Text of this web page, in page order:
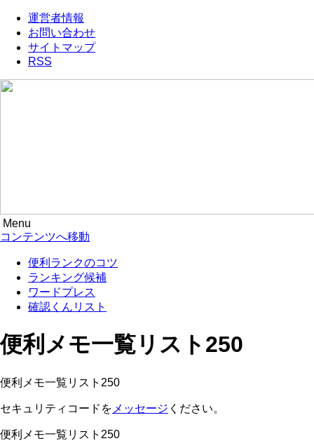
運営者情報
お問い合わせ
サイトマップ
RSS
便利ランキングのコツ KO2
ネット情報の便利な機能をメモ代わりにランキングしていま
Menu
コンテンツへ移動
便利ランクのコツ
ランキング候補
ワードプレス
確認くんリスト
便利メモ一覧リスト250
便利メモ一覧リスト250
セキュリティコードを メッセージ ください。
便利メモ一覧リスト250